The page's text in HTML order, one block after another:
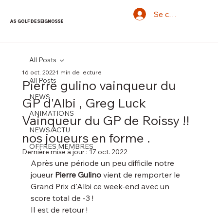
AS GOLF DE SEIGNOSSE
Se connecter
All Posts
NEWS
ANIMATIONS
NEWS/ACTU
OFFRES MEMBRES
All Posts
Pierre gulino vainqueur du
GP d'Albi , Greg Luck
Vainqueur du GP de Roissy !!
nos joueurs en forme .
16 oct. 20221 min de lecture
Dernière mise à jour :17 oct. 2022
Après une période un peu difficile notre
joueur Pierre Gulino vient de remporter le
Grand Prix d'Albi ce week-end avec un
score total de -3 !
II est de retour !